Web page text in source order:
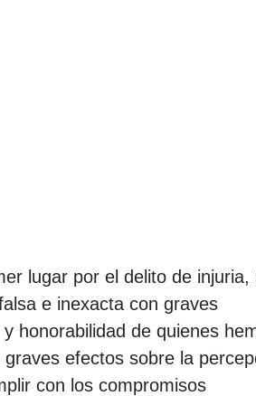
lugar por el delito de injuria,
e inexacta con graves
honorabilidad de quienes
efectos sobre la
con los compromisos